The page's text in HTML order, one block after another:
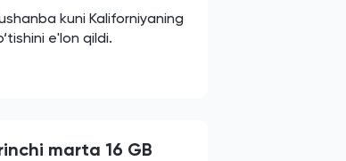
kuni Kaliforniyaning
e'lon qildi.
marta 16 GB